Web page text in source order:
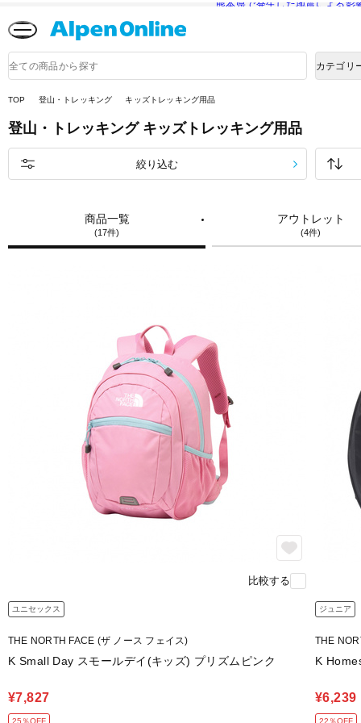
熊本県で発生した地震による影
品
検
カテゴリ
TOP 登山・トレッキング キッズトレッキング用品
登山・トレッキング キッズトレッキング用品
商品一覧
(17件)
アウトレット
(4件)
絞り込む
比較する
ユニセックス
THE NORTH FACE (ザ ノース フェイス)
K Small Day スモールデイ(キッズ) プリズムピンク
¥7,827
25％OFF
ジュニア
THE
K
¥6,239
22％OFF